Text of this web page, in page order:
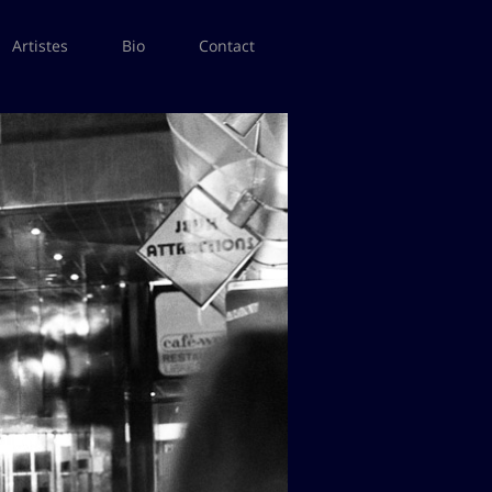
Artistes Bio Contact